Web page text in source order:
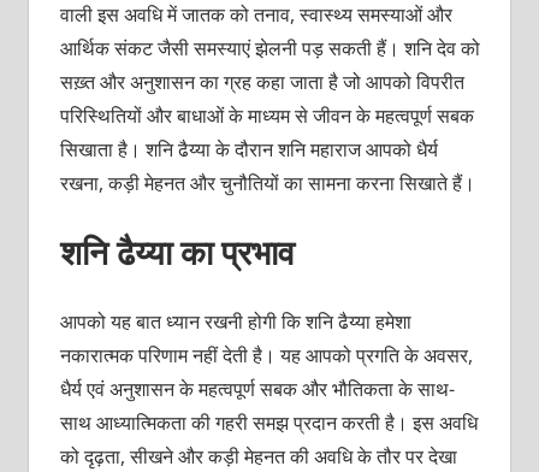
वाली इस अवधि में जातक को तनाव, स्वास्थ्य समस्याओं और
आर्थिक संकट जैसी समस्याएं झेलनी पड़ सकती हैं। शनि देव को
सख़्त और अनुशासन का ग्रह कहा जाता है जो आपको विपरीत
परिस्थितियों और बाधाओं के माध्यम से जीवन के महत्वपूर्ण सबक
सिखाता है। शनि ढैय्या के दौरान शनि महाराज आपको धैर्य
रखना, कड़ी मेहनत और चुनौतियों का सामना करना सिखाते हैं।
शनि ढैय्या का प्रभाव
आपको यह बात ध्यान रखनी होगी कि शनि ढैय्या हमेशा
नकारात्मक परिणाम नहीं देती है। यह आपको प्रगति के अवसर,
धैर्य एवं अनुशासन के महत्वपूर्ण सबक और भौतिकता के साथ-
साथ आध्यात्मिकता की गहरी समझ प्रदान करती है। इस अवधि
को दृढ़ता, सीखने और कड़ी मेहनत की अवधि के तौर पर देखा